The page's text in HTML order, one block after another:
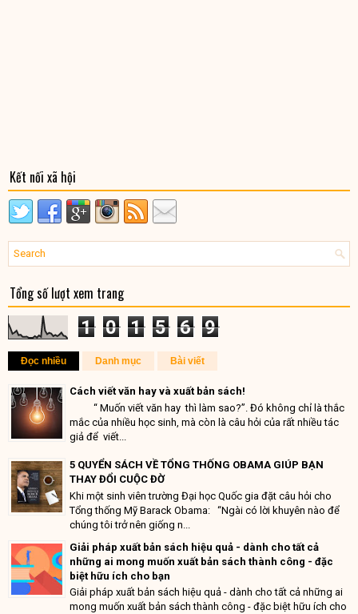
Kết nối xã hội
Tổng số lượt xem trang
1 0 1 5 6 9
Đọc nhiều Danh mục Bài viết
Cách viết văn hay và xuất bản sách!
“ Muốn viết văn hay thì làm sao?”. Đó không chỉ là thắc
mắc của nhiều học sinh, mà còn là câu hỏi của rất nhiều tác
giả để viết...
5 QUYỂN SÁCH VỀ TỔNG THỐNG OBAMA GIÚP BẠN
THAY ĐỔI CUỘC ĐỜ
Khi một sinh viên trường Đại học Quốc gia đặt câu hỏi cho
Tổng thống Mỹ Barack Obama: “Ngài có lời khuyên nào để
chúng tôi trở nên giống n...
Giải pháp xuất bản sách hiệu quả - dành cho tất cả
những ai mong muốn xuất bản sách thành công - đặc
biệt hữu ích cho bạn
Giải pháp xuất bản sách hiệu quả - dành cho tất cả những ai
mong muốn xuất bản sách thành công - đặc biệt hữu ích cho